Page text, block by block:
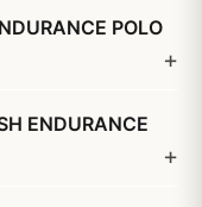
POLO
ENDURANCE